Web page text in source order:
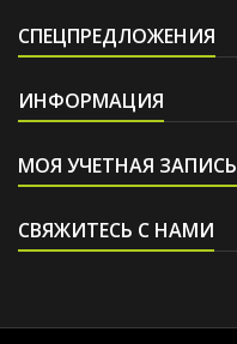
СПЕЦПРЕДЛОЖЕНИЯ
ИНФОРМАЦИЯ
МОЯ УЧЕТНАЯ ЗАПИСЬ
СВЯЖИТЕСЬ С НАМИ